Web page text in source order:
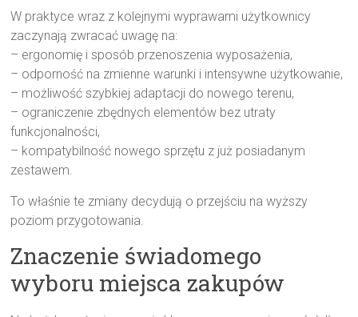
W praktyce wraz z kolejnymi wyprawami użytkownicy
zaczynają zwracać uwagę na:
– ergonomię i sposób przenoszenia wyposażenia,
– odporność na zmienne warunki i intensywne użytkowanie,
– możliwość szybkiej adaptacji do nowego terenu,
– ograniczenie zbędnych elementów bez utraty
funkcjonalności,
– kompatybilność nowego sprzętu z już posiadanym
zestawem.
To właśnie te zmiany decydują o przejściu na wyższy
poziom przygotowania.
Znaczenie świadomego
wyboru miejsca zakupów